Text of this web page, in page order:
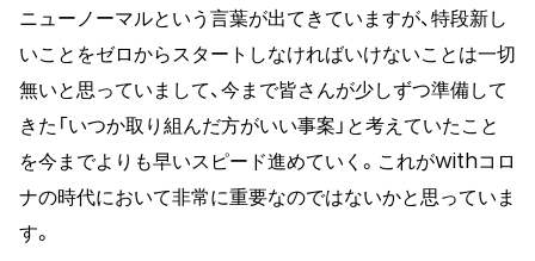
ニューノーマルという言葉が出てきていますが、特段新し
いことをゼロからスタートしなければいけないことは一切
無いと思っていまして、今まで皆さんが少しずつ準備して
きた「いつか取り組んだ方がいい事案」と考えていたこと
を今までよりも早いスピード進めていく。これがwithコロ
ナの時代において非常に重要なのではないかと思っていま
す。